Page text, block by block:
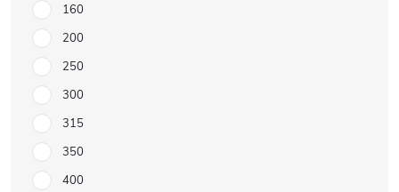
160
200
250
300
315
350
400